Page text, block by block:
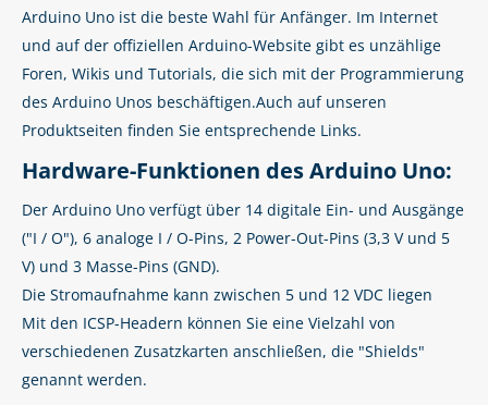
Arduino Uno ist die beste Wahl für Anfänger. Im Internet
und auf der offiziellen Arduino-Website gibt es unzählige
Foren, Wikis und Tutorials, die sich mit der Programmierung
des Arduino Unos beschäftigen.Auch auf unseren
Produktseiten finden Sie entsprechende Links.
Hardware-Funktionen des Arduino Uno:
Der Arduino Uno verfügt über 14 digitale Ein- und Ausgänge
("I / O"), 6 analoge I / O-Pins, 2 Power-Out-Pins (3,3 V und 5
V) und 3 Masse-Pins (GND).
Die Stromaufnahme kann zwischen 5 und 12 VDC liegen
Mit den ICSP-Headern können Sie eine Vielzahl von
verschiedenen Zusatzkarten anschließen, die "Shields"
genannt werden.